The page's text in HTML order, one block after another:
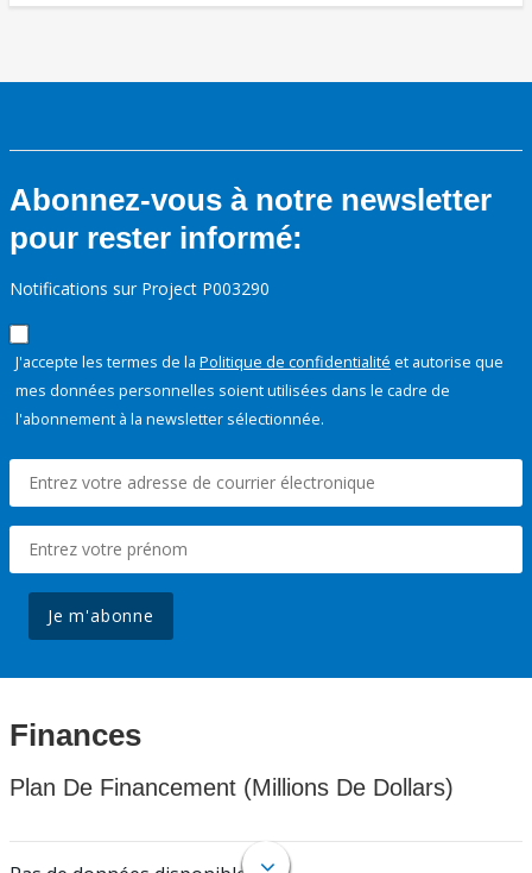
Abonnez-vous à notre newsletter
pour rester informé:
Notifications sur Project P003290
J'accepte les termes de la Politique de confidentialité et autorise que
mes données personnelles soient utilisées dans le cadre de
l'abonnement à la newsletter sélectionnée.
Je m'abonne
Finances
Plan De Financement (Millions De Dollars)